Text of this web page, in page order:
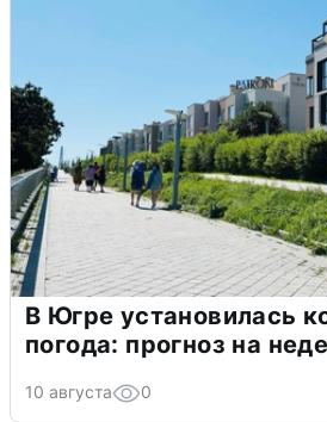
В Югре установилась
погода: прогноз на
10 августа 0